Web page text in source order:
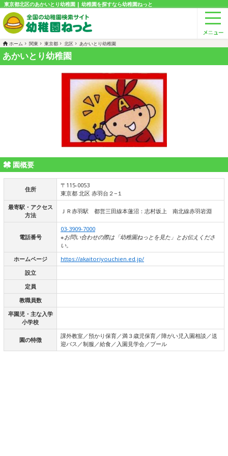
東京都北区のあかいとり幼稚園 | 幼稚園を探すなら幼稚園ねっと
ホーム 関東 東京都 北区 あかいとり幼稚園
あかいとり幼稚園
園概要
住所
〒115-0053
東京都 北区 赤羽台２−１
最寄駅・アクセス
方法
ＪＲ赤羽駅 都営三田線本蓮沼：志村坂上 南北線赤羽岩淵
電話番号
03-3909-7000
※お問い合わせの際は「幼稚園ねっとを見た」とお伝えくださ
い。
ホームページ
https://akaitoriyouchien.ed.jp/
設立
定員
教職員数
卒園児・主な入学
小学校
園の特徴
課外教室／預かり保育／満３歳児保育／障がい児入園相談／送
迎バス／制服／給食／入園見学会／プール